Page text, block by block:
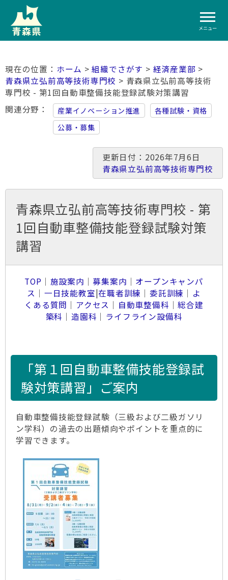
メニュー
ホーム >組織でさがす > 経済産業部 >
青森県立弘前高等技術専門校 > 青森県立弘前高等技術
専門校 - 第1回自動車整備技能登録試験対策講習
関連分野
産業イノベーション推進
各種試験・資格
公募・募集
更新日付：2026年7月6日
青森県立弘前高等技術専門校
青森県立弘前高等技術専門校 - 第
1回自動車整備技能登録試験対策
講習
TOP ｜ 施設案内 ｜募集案内 ｜ オープンキャンパ
ス ｜ 一日技能教室|在職者訓練 ｜委託訓練 ｜ よ
くある質問 ｜ アクセス ｜ 自動車整備科 ｜総合建
築科 ｜造園科 ｜ ライフライン設備科
「第１回自動車整備技能登録試
験対策講習」ご案内
自動車整備技能登録試験（三級および二級ガソリ
ン学科）の過去の出題傾向やポイントを重点的に
学習できます。